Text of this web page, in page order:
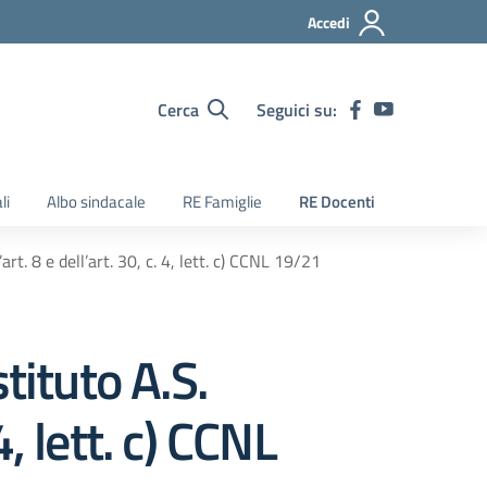
Accedi
Cerca Seguici su:
Albo sindacale RE Famiglie RE Docenti
8 e dell’art. 30, c. 4, lett. c) CCNL 19/21
A.S.
lett. c) CCNL